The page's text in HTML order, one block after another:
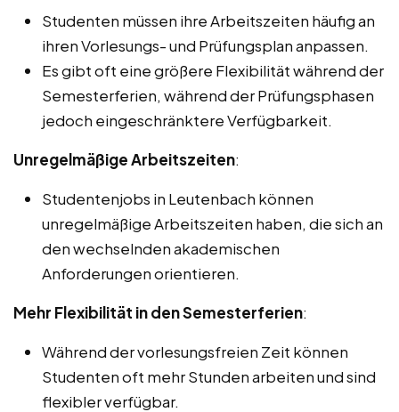
Studenten müssen ihre Arbeitszeiten häufig an
ihren Vorlesungs- und Prüfungsplan anpassen.
Es gibt oft eine größere Flexibilität während der
Semesterferien, während der Prüfungsphasen
jedoch eingeschränktere Verfügbarkeit.
Unregelmäßige Arbeitszeiten:
Studentenjobs in Leutenbach können
unregelmäßige Arbeitszeiten haben, die sich an
den wechselnden akademischen
Anforderungen orientieren.
Mehr Flexibilität in den Semesterferien:
Während der vorlesungsfreien Zeit können
Studenten oft mehr Stunden arbeiten und sind
flexibler verfügbar.